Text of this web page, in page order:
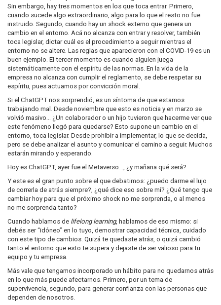
Sin embargo, hay tres momentos en los que toca entrar. Primero,
cuando sucede algo extraordinario, algo para lo que el resto no fue
instruido. Segundo, cuando hay un shock externo que genera un
cambio en el entorno. Acá no alcanza con entrar y resolver, también
toca legislar, dictar cuál es el procedimiento a seguir mientras el
entorno no se altere. Las reglas que aparecieron con el COVID-19 es un
buen ejemplo. El tercer momento es cuando alguien juega
sistemáticamente con el espíritu de las normas. En la vida de la
empresa no alcanza con cumplir el reglamento, se debe respetar su
espíritu, pues actuamos por convicción moral.
Si el ChatGPT nos sorprendió, es un síntoma de que estamos
trabajando mal. Desde noviembre que esto es noticia y en marzo se
volvió masivo… ¿Un colaborador o un hijo tuvieron que hacerme ver que
este fenómeno llegó para quedarse? Esto supone un cambio en el
entorno, toca legislar. Desde prohibir a implementar, lo que se decida,
pero se debe analizar el asunto y comunicar el camino a seguir. Muchos
estarán mirando y esperando.
Hoy es ChatGPT, ayer fue el Metaverso…, ¿y mañana qué será?
Y este es el gran punto sobre el que debatimos: ¿puedo darme el lujo
de correrla de atrás siempre?, ¿qué dice eso sobre mí? ¿Qué tengo que
cambiar hoy para que el próximo shock no me sorprenda, o al menos
no me sorprenda tanto?
Cuando hablamos de lifelong learning, hablamos de eso mismo: si
debés ser “idóneo” en lo tuyo, demostrar capacidad técnica, cuidado
con este tipo de cambios. Quizá te quedaste atrás, o quizá cambió
tanto el entorno que esto te supera y dejaste de ser valioso para tu
equipo y tu empresa.
Más vale que tengamos incorporado un hábito para no quedarnos atrás
en lo que más puede afectarnos. Primero, por un tema de
supervivencia, segundo, para generar confianza con las personas que
dependen de nosotros.